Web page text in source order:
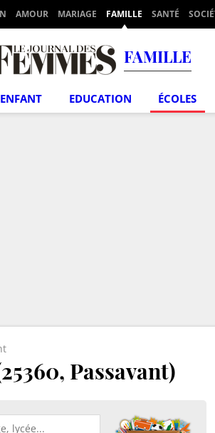
AMOUR MARIAGE FAMILLE SANTÉ
FAMILLE
ENFANT EDUCATION ÉCOLES
Passavant)